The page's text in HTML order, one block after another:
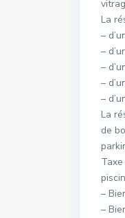
La
–
–
–
–
–
La
de
–
–